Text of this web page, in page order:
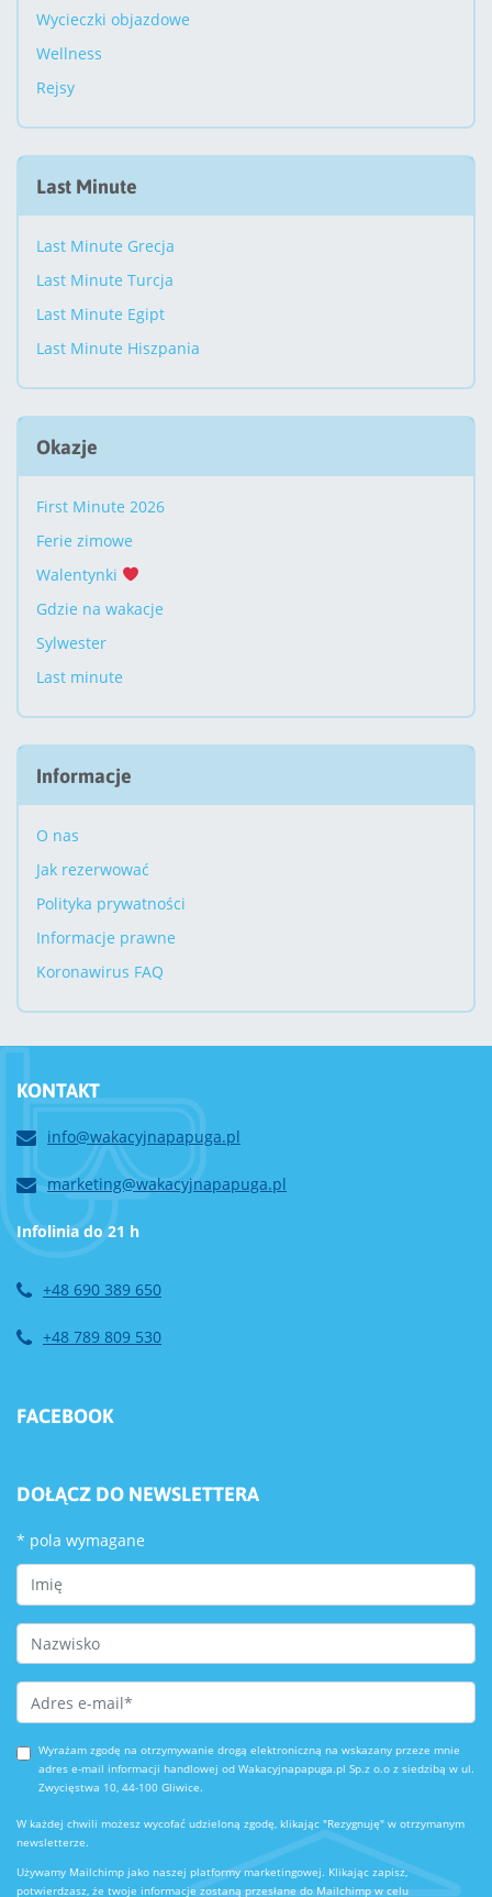
Wycieczki objazdowe
Wellness
Rejsy
Last Minute
Last Minute Grecja
Last Minute Turcja
Last Minute Egipt
Last Minute Hiszpania
Okazje
First Minute 2026
Ferie zimowe
Walentynki
Gdzie na wakacje
Sylwester
Last minute
Informacje
O nas
Jak rezerwować
Polityka prywatności
Informacje prawne
Koronawirus FAQ
KONTAKT
info@wakacyjnapapuga.pl
marketing@wakacyjnapapuga.pl
Infolinia do 21 h
+48 690 389 650
+48 789 809 530
FACEBOOK
DOŁĄCZ DO NEWSLETTERA
* pola wymagane
First Name
Last Name
Email Address *
Wyrażam zgodę na otrzymywanie drogą elektroniczną na wskazany przeze mnie
adres e-mail informacji handlowej od Wakacyjnapapuga.pl Sp.z o.o z siedzibą w ul.
Zwycięstwa 10, 44-100 Gliwice.
W każdej chwili możesz wycofać udzieloną zgodę, klikając "Rezygnuję" w otrzymanym
newsletterze.
Używamy Mailchimp jako naszej platformy marketingowej. Klikając zapisz,
potwierdzasz, że twoje informacje zostaną przesłane do Mailchimp w celu